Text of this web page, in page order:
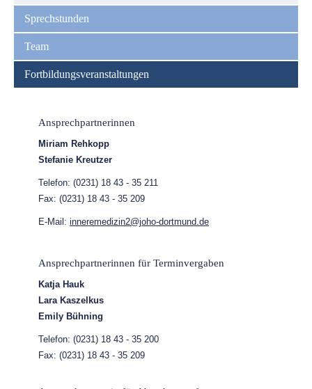
Sprechstunden
Team
Fortbildungsveranstaltungen
Ansprechpartnerinnen
Miriam Rehkopp
Stefanie Kreutzer
Telefon: (0231) 18 43 - 35 211
Fax: (0231) 18 43 - 35 209
E-Mail: inneremedizin2@joho-dortmund.de
Ansprechpartnerinnen für Terminvergaben
Katja Hauk
Lara Kaszelkus
Emily Bühning
Telefon: (0231) 18 43 - 35 200
Fax: (0231) 18 43 - 35 209